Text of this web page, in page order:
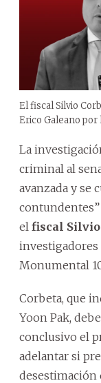
El fiscal Silvio
Erico Galeano por
La
criminal al
avanzada y se
el fiscal Silvio
investigadores
Monumental
Corbeta, que
Yoon Pak,
conclusivo el
adelantar si
desestimación